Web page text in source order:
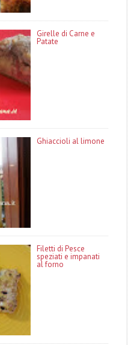
Girelle di Carne e
Patate
Ghiaccioli al limone
Filetti di Pesce
speziati e impanati
al forno